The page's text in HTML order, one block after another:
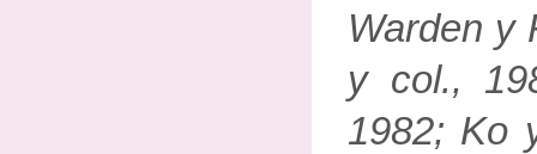
Warden y
y col.,
1982; Ko